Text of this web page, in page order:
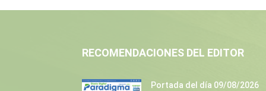
RECOMENDACIONES DEL EDITOR
Portada del día 09/08/2026